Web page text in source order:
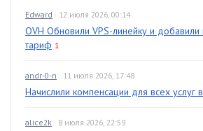
Edward · 12 июля 2026, 00:14
OVH Обновили VPS-линейку и
тариф 1
andr-0-n · 11 июля 2026, 17:48
Начислили компенсации для всех услуг
alice2k · 8 июля 2026, 22:59